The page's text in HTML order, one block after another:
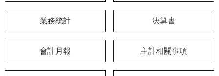
認
們
民
業務統計 決算書
會計月報 主計相關事項